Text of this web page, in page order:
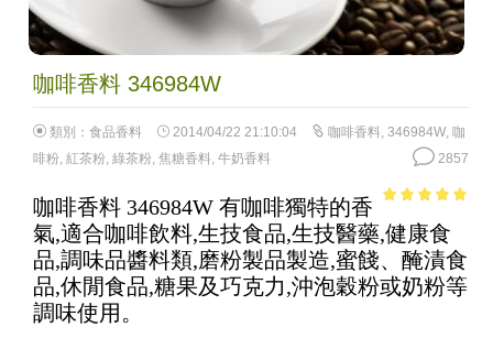
咖啡香料 346984W
類別： 食品香料 2014/04/22 21:10:04 咖啡香料 346984W, 咖
啡粉, 紅茶粉, 綠茶粉, 焦糖香料 牛奶香料 2857
5
咖啡香料 346984W 有咖啡獨特的香
氣,適合咖啡飲料,生技食品,生技醫藥,健康食
品,調味品醬料類,磨粉製品製造,蜜餞、醃漬食
品,休閒食品,糖果及巧克力,沖泡穀粉或奶粉等
調味使用。